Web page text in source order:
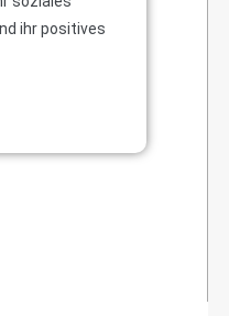
ihr positives